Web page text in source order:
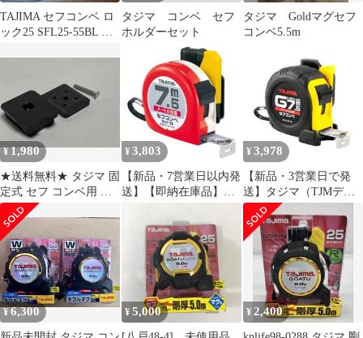
TAJIMA セフコンベ ロ
ック25 SFL25-55BL 新
タジマ コンベ セフ
ホルダーセット
タジマ Goldマグセフ
コンベ5.5m
¥1,980
★送料無料★ タジマ 固
定式 セフ コンベ用 ア
ルミ削り出し ブラック
アルマイト
¥ 3,803
【新品・7営業日以内発
送】【即納在庫品】
ール SFL22-75BL セフ
コンベロック－２２
７．５ｍ メートル目盛
ブリスター
SFL2275BL【沖縄離島
販売不可】
¥ 3,978
【新品・3営業日で発
送】タジマ（TJMデザ
イン） セフコンベＧ
ロックー２５メー
SFGL25-75BL 2920484
¥6,300 ¥5,000 ¥2,400